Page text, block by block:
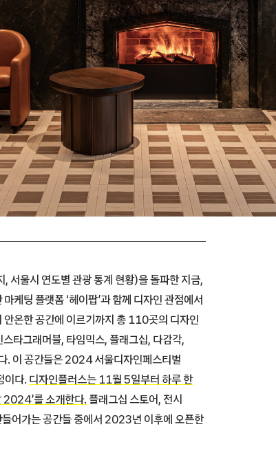
울시 연도별 관광 통계 현황)을 돌파한 지금,
케팅 플랫폼 ‘헤이팝’과 함께 디자인 관점에서
온한 공간에 이르기까지 총 110곳의 디자인
타그래머블, 타임믹스, 플래그십, 다감각,
. 이 공간들은 2024 서울디자인페스티벌
이다. 디자인플러스는 11월 5일부터 하루 한
2024’를 소개한다. 플래그십 스토어, 전시
어가는 공간들 중에서 2023년 이후에 오픈한